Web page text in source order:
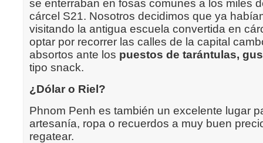
se enterraban en fosas comunes a los miles
cárcel S21. Nosotros decidimos que ya
visitando la antigua escuela convertida en
optar por recorrer las calles de la capital
absortos ante los puestos de tarántulas,
tipo snack.
¿Dólar o Riel?
Phnom Penh es también un excelente lugar
artesanía, ropa o recuerdos a muy buen
regatear.